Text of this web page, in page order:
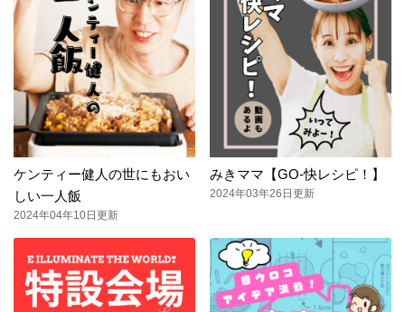
ケンティー健人の世にもおい
しい一人飯
2024年04年10日更新
みきママ【GO-快レシピ！】
2024年03年26日更新